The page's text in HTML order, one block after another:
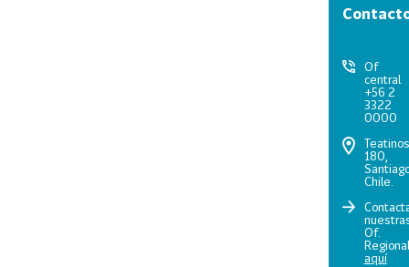
Of
central
+56 2
3322
0000
Teatinos
180,
Chile.
Of.
aquí